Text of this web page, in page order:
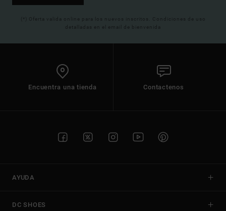
(*) Oferta valida online para los nuevos inscritos. Condiciones de uso
detalladas en el email de bienvenida
Encuentra una tienda Contactenos
AYUDA
DC SHOES